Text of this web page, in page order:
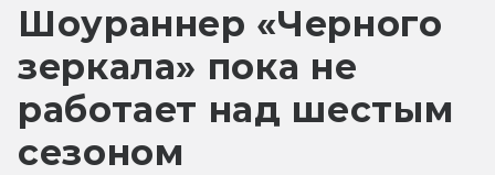
Шоураннер «Черного
зеркала» пока не
работает над шестым
сезоном